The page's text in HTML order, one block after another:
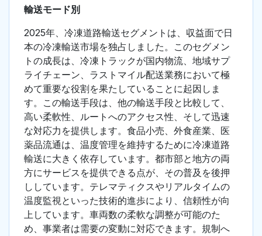
輸送モード別
2025年、冷凍道路輸送セグメントは、収益面で日
本の冷凍輸送市場を独占しました。このセグメン
トの成長は、冷凍トラックが国内物流、地域サプ
ライチェーン、ラストマイル配送業務において極
めて重要な役割を果たしていることに起因しま
す。この輸送手段は、他の輸送手段と比較して、
高い柔軟性、ルートへのアクセス性、そして迅速
な対応力を提供します。食品小売、外食産業、医
薬品流通は、温度管理を維持するために冷凍道路
輸送に大きく依存しています。都市部と地方の両
方にサービスを提供できる点が、その普及を後押
ししています。テレマティクスやリアルタイムの
温度監視といった技術的進歩により、信頼性が向
上しています。車両数の柔軟な調整が可能のた
め、事業者は需要の変動に対応できます。規制へ